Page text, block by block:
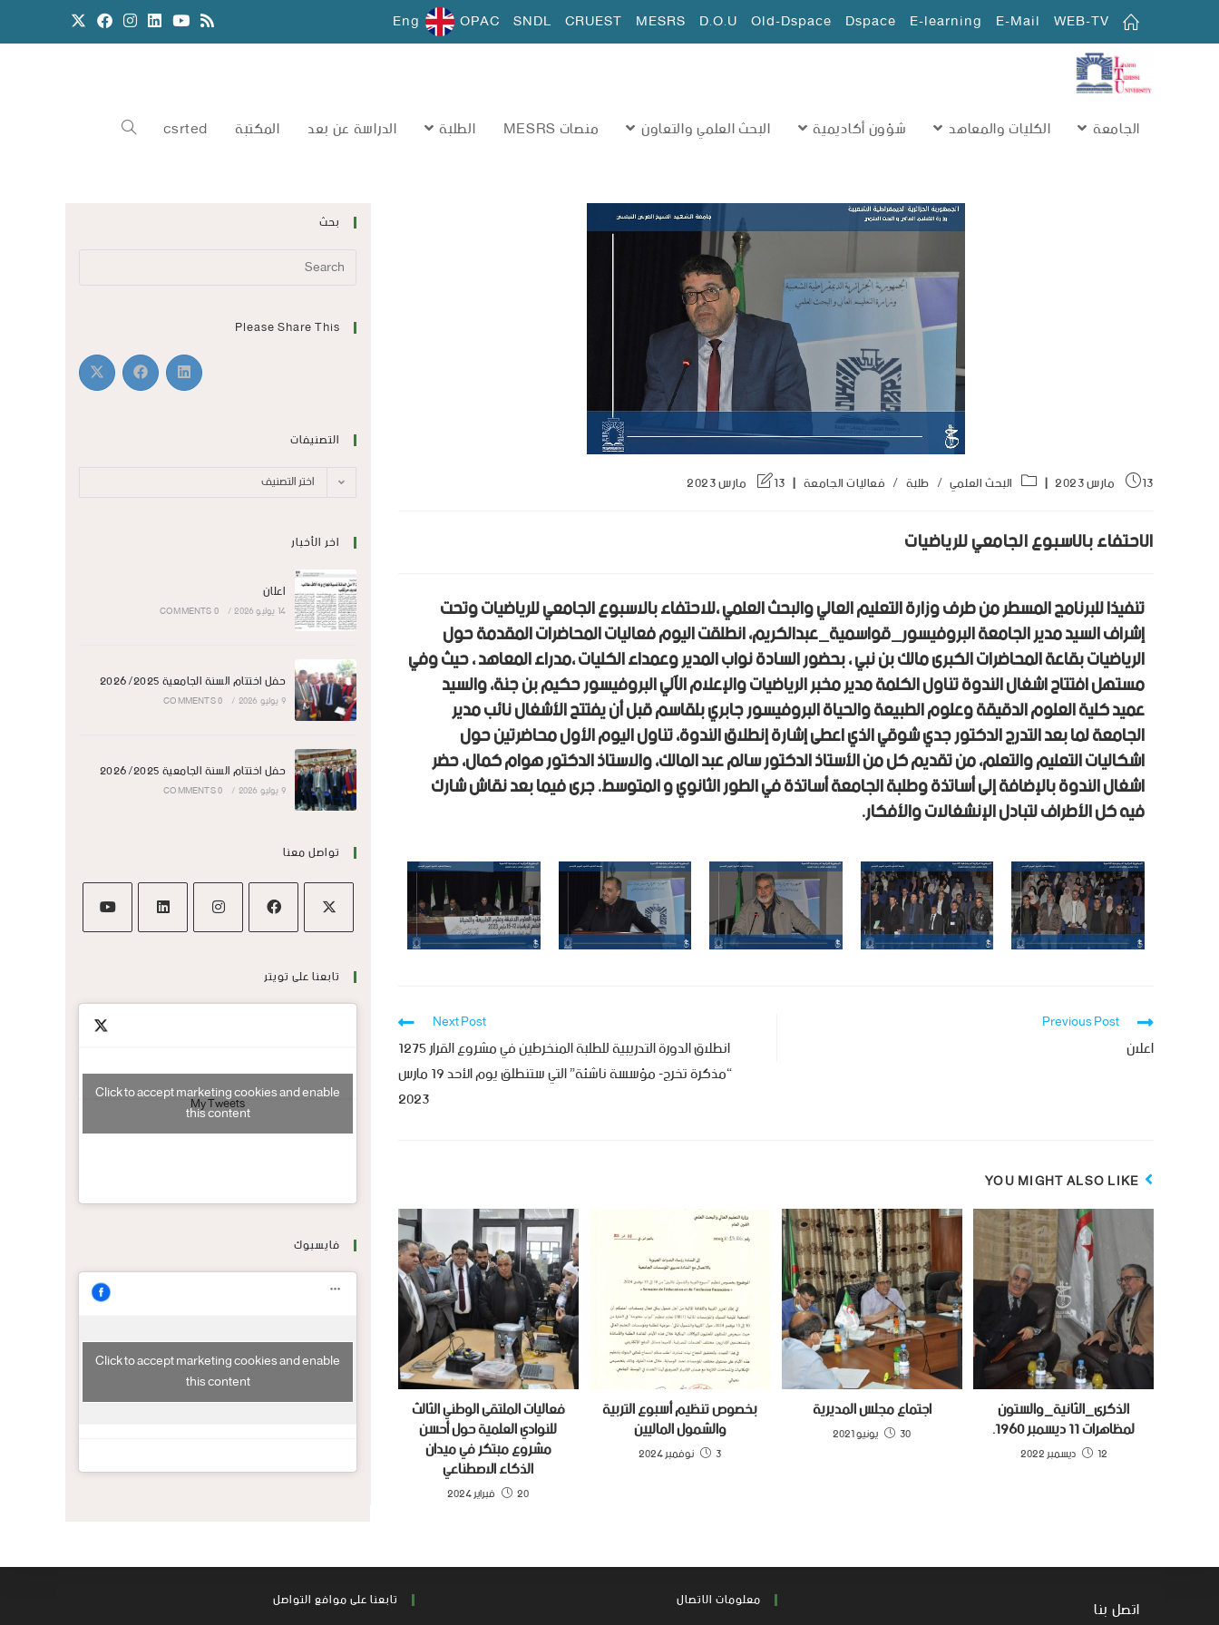
WEB-TV
E-Mail
E-learning
Dspace
Old-Dspace
D.O.U
MESRS
CRUEST
SNDL
OPAC
Eng
الجامعة الكليات والمعاهد شؤون أكاديمية البحث العلمي والتعاون منصات MESRS الطلبة الدراسة عن بعد المكتبة csrted
13 مارس 2023 البحث العلمي / طلبة / فعاليات الجامعة 13 مارس 2023
الاحتفاء بالاسبوع الجامعي للرياضيات
تنفيذاللبرنامج المسطر من طرف وزارة التعليم العالي والبحث العلمي ،للاحتفاء بالاسبوع الجامعي للرياضيات وتحت
إشراف السيد مدير الجامعةالبروفيسور_قواسمية_عبدالكريم، انطلقت اليوم فعاليات المحاضرات المقدمة حول
الرياضيات بقاعة المحاضرات الكبرى مالك بن نبي ، بحضور السادة نواب المدير وعمداء الكليات ،مدراء المعاهد ، حيث وفي
مستهل افتتاح اشغال الندوة تناول الكلمة مدير مخبر الرياضيات والإعلام الٱلي البروفيسور حكيم بن جنة، والسيد
عميد كلية العلوم الدقيقة وعلوم الطبيعة والحياة البروفيسور جابري بلقاسم قبل أن يفتتح الأشغال نائب مدير
الجامعة لما بعد التدرج الدكتور جدي شوقي الذي اعطى إشارة إنطلاق الندوة، تناول اليوم الأول محاضرتين حول
اشكاليات التعليم والتعلم، من تقديم كل من الأستاذ الدكتور سالم عبد المالك، والاستاذ الدكتور هوام كمال، حضر
اشغال الندوة بالإضافة إلى أساتذة وطلبة الجامعة أساتذة في الطور الثانوي و المتوسط. جرى فيما بعد نقاش شارك
فيه كل الأطراف لتبادل الإنشغالات والأفكار.
Previous Post
اعلان
Next Post
انطلاق الدورة التدريبية للطلبة المنخرطين في مشروع القرار 1275
“مذكرة تخرج- مؤسسة ناشئة” التي ستنطلق يوم الأحد 19 مارس
2023
YOU MIGHT ALSO LIKE
فعاليات الملتقى الوطني الثالث
للنوادي العلمية حول أحسن
مشروع مبتكر في ميدان
الذكاء الاصطناعي
20 فبراير 2024
بخصوص تنظيم أسبوع التربية
والشمول الماليين
3 نوفمبر 2024
اجتماع مجلس المديرية
30 يونيو 2021
الذكرى_الثانية_والستون
لمظاهرات 11 ديسمبر 1960.
12 ديسمبر 2022
بحث
Please Share This
التصنيفات
اختر التصنيف
اخر الأخبار
اعلان
14 يوليو 2026 /
0 COMMENTS
حفل اختتام السنة الجامعية 2026/2025
9 يوليو 2026 /
0 COMMENTS
حفل اختتام السنة الجامعية 2026/2025
9 يوليو 2026 /
0 COMMENTS
تواصل معنا
تابعنا على تويتر
My Tweets
Click to accept marketing cookies and enable
this content
فايسبوك
Click to accept marketing cookies and enable
this content
اتصل بنا معلومات الاتصال تابعنا على موافع التواصل